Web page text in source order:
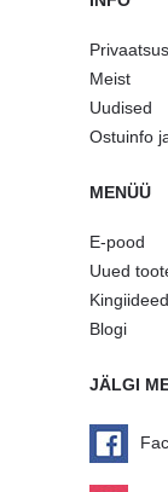
Meist
Uudised
Ostuinfo
MENÜÜ
E-pood
Uued
Kingiideed
Blogi
JÄLGI